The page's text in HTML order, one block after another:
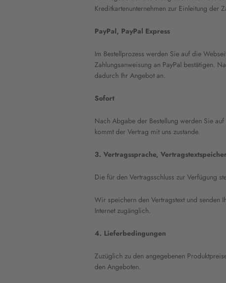
Kreditkartenunternehmen zur Einleitung der
PayPal, PayPal Express
Im Bestellprozess werden Sie auf die
Zahlungsanweisung an PayPal bestätigen.
dadurch Ihr Angebot an.
Sofort
Nach Abgabe der Bestellung werden Sie
kommt der Vertrag mit uns zustande.
3. Vertragssprache,
Die für den Vertragsschluss zur Verfügung
Wir speichern den Vertragstext und senden
Internet zugänglich.
4. Lieferbedingungen
Zuzüglich zu den angegebenen
den Angeboten.